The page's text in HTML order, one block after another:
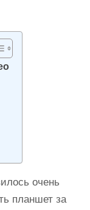
очень
планшет за